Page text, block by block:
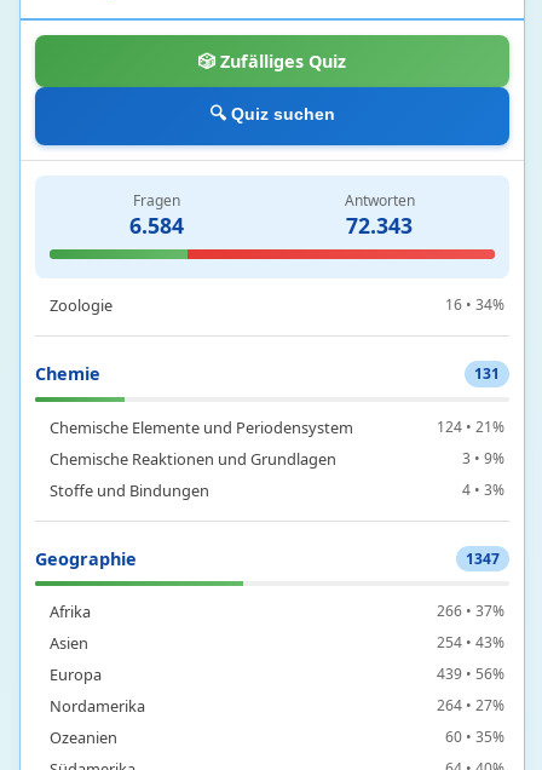
🎲 Zufälliges Quiz
🔍 Quiz suchen
Fragen
6.584
Antworten
72.343
Biologie 24
Zellbiologie und Genetik
Zoologie 16 • 34%
Chemie 131
Chemische Elemente und Periodensystem 124 • 21%
Chemische Reaktionen und Grundlagen 3 • 9%
Stoffe und Bindungen 4 • 3%
Geographie 1347
Afrika 266 • 37%
Asien 254 • 43%
Europa 439 • 56%
Nordamerika 264 • 27%
Ozeanien 60 • 35%